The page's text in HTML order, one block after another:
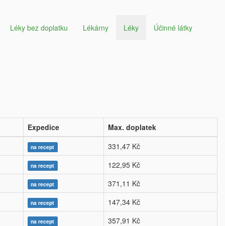
Léky bez doplatku Lékárny Léky Účinné látky
Expedice
Max. doplatek
na recept
331,47 Kč
na recept
122,95 Kč
na recept
371,11 Kč
na recept
147,34 Kč
na recept
357,91 Kč